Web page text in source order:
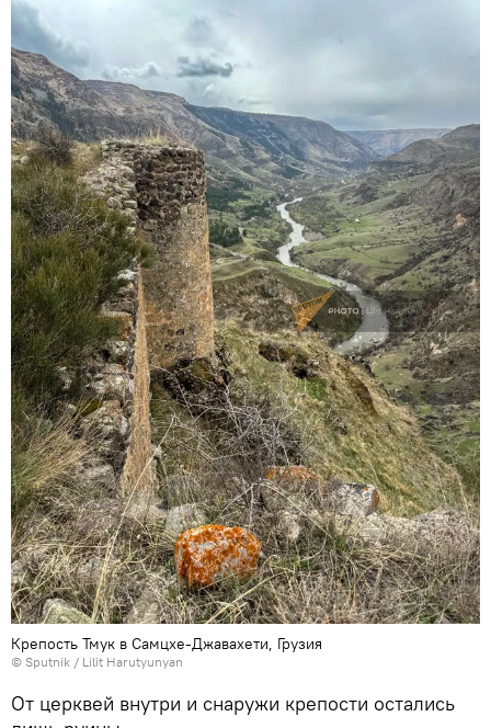
Крепость Тмук в Самцхе-Джавахети, Грузия
© Sputnik / Lilit Harutyunyan
От церквей внутри и снаружи крепости остались